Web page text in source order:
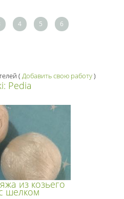
4 5 6
( Добавить свою работу)
Pedia
из козьего
шелком